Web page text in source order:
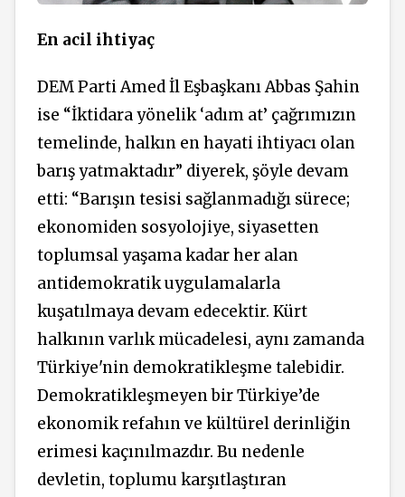
En acil ihtiyaç
DEM Parti Amed İl Eşbaşkanı Abbas Şahin
ise “İktidara yönelik ‘adım at’ çağrımızın
temelinde, halkın en hayati ihtiyacı olan
barış yatmaktadır” diyerek, şöyle devam
etti: “Barışın tesisi sağlanmadığı sürece;
ekonomiden sosyolojiye, siyasetten
toplumsal yaşama kadar her alan
antidemokratik uygulamalarla
kuşatılmaya devam edecektir. Kürt
halkının varlık mücadelesi, aynı zamanda
Türkiye'nin demokratikleşme talebidir.
Demokratikleşmeyen bir Türkiye’de
ekonomik refahın ve kültürel derinliğin
erimesi kaçınılmazdır. Bu nedenle
devletin, toplumu karşıtlaştıran